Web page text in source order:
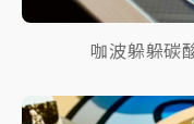
咖波躲躲碳